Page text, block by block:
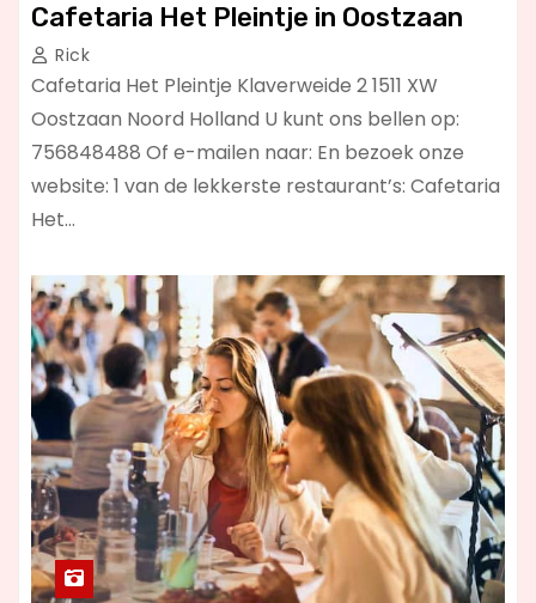
Cafetaria Het Pleintje in Oostzaan
Rick
Cafetaria Het Pleintje Klaverweide 2 1511 XW
Oostzaan Noord Holland U kunt ons bellen op:
756848488 Of e-mailen naar: En bezoek onze
website: 1 van de lekkerste restaurant’s: Cafetaria
Het…